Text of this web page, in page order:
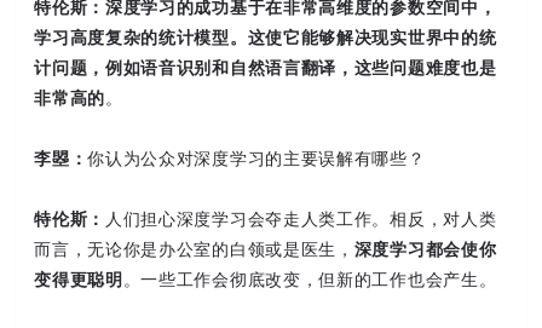
特伦斯： 深度学习的成功基于在非常高维度的参数空间中，
学习高度复杂的统计模型。这使它能够解决现实世界中的统
计问题，例如语音识别和自然语言翻译，这些问题难度也是
非常高的。
李曌：你认为公众对深度学习的主要误解有哪些？
特伦斯： 人们担心深度学习会夺走人类工作。相反，对人类
而言，无论你是办公室的白领或是医生， 深度学习都会使你
变得更聪明 。一些工作会彻底改变，但新的工作也会产生。